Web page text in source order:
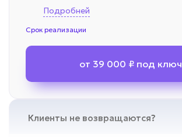
Подробней
Срок реализации
от 39 000 ₽ под ключ
Клиенты не возвращаются?